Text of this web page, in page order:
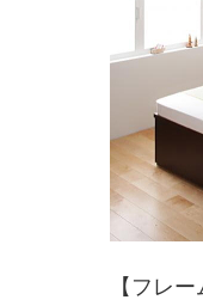
【フレ